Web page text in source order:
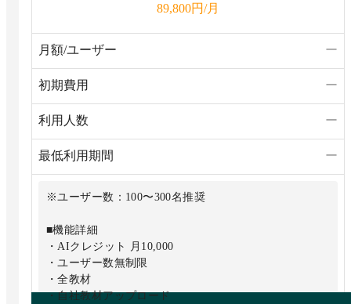
89,800円/月
月額/ユーザー ー
初期費用 ー
利用人数 ー
最低利用期間 ー
※ユーザー数：100〜300名推奨
■機能詳細
・AIクレジット 月10,000
・ユーザー数無制限
・全教材
・自社教材アップロード